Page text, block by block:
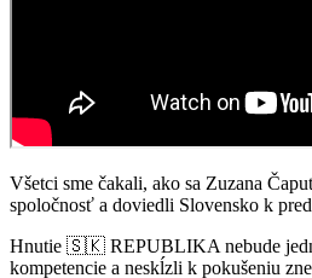
Všetci sme čakali, ako sa Zuzana
spoločnosť a doviedli Slovensko k
Hnutie 🇸🇰 REPUBLIKA nebude
kompetencie a neskĺzli k pokušeniu